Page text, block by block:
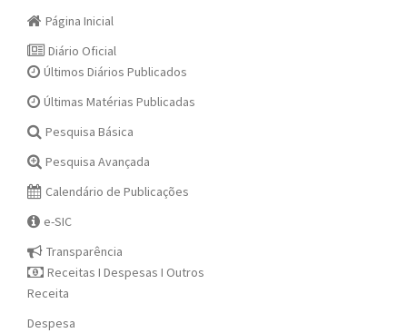
Página Inicial
Diário Oficial
Últimos Diários Publicados
Últimas Matérias Publicadas
Pesquisa Básica
Pesquisa Avançada
Calendário de Publicações
e-SIC
Transparência
Receitas I Despesas I Outros
Receita
Despesa